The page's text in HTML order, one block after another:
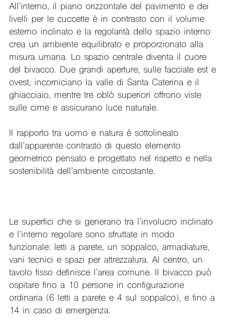
All’interno, il piano orizzontale del pavimento e dei
livelli per le cuccette è in contrasto con il volume
esterno inclinato e la regolarità dello spazio interno
crea un ambiente equilibrato e proporzionato alla
misura umana. Lo spazio centrale diventa il cuore
del bivacco. Due grandi aperture, sulle facciate est e
ovest, incorniciano la valle di Santa Caterina e il
ghiacciaio, mentre tre oblò superiori offrono viste
sulle cime e assicurano luce naturale.
Il rapporto tra uomo e natura è sottolineato
dall’apparente contrasto di questo elemento
geometrico pensato e progettato nel rispetto e nella
sostenibilità dell’ambiente circostante.
Le superfici che si generano tra l’involucro inclinato
e l’interno regolare sono sfruttate in modo
funzionale: letti a parete, un soppalco, armadiature,
vani tecnici e spazi per attrezzatura. Al centro, un
tavolo fisso definisce l’area comune. Il bivacco può
ospitare fino a 10 persone in configurazione
ordinaria (6 letti a parete e 4 sul soppalco), e fino a
14 in caso di emergenza.